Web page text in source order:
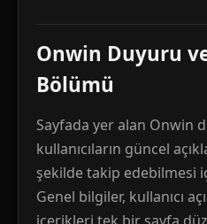
Onwin Duyuru
Bölümü
Sayfada yer alan Onwin
kullanıcıların güncel
şekilde takip edebilmesi
Genel bilgiler, kullanıcı